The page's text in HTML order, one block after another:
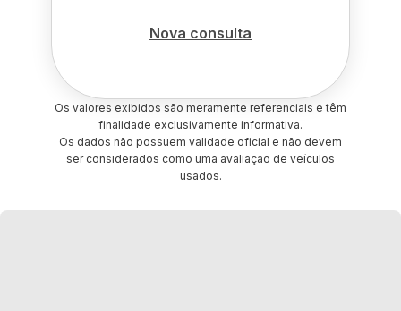
Nova consulta
Os valores exibidos são meramente referenciais e têm
finalidade exclusivamente informativa.
Os dados não possuem validade oficial e não devem
ser considerados como uma avaliação de veículos
usados.